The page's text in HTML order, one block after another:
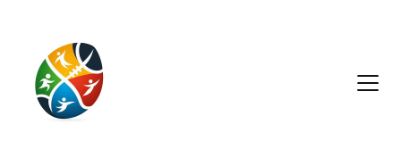
zones d'agilité à défendre